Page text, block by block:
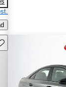
este Aviso